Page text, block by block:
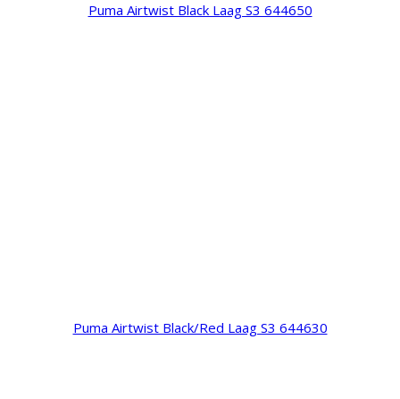
Puma Airtwist Black Laag S3 644650
Puma Airtwist Black/Red Laag S3 644630